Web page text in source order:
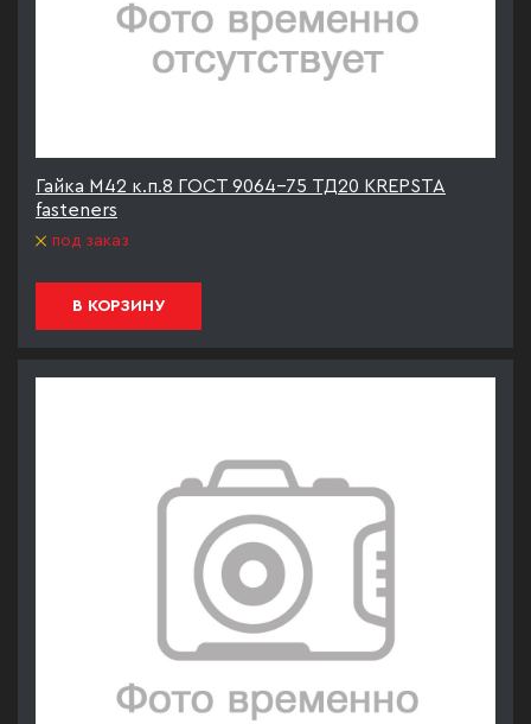
Гайка М42 к.п.8 ГОСТ 9064-75 ТД20 KREPSTA
fasteners
под заказ
В КОРЗИНУ